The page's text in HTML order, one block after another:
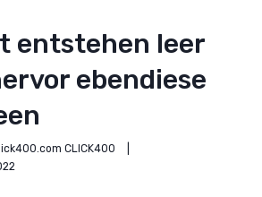
entstehen leer
ebendiese
CLICK400